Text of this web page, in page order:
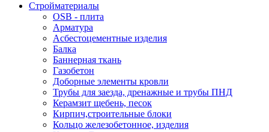
Стройматериалы
OSB - плита
Арматура
Асбестоцементные изделия
Балка
Баннерная ткань
Газобетон
Доборные элементы кровли
Трубы для заезда, дренажные и трубы ПНД
Керамзит щебень, песок
Кирпич,строительные блоки
Кольцо железобетонное, изделия